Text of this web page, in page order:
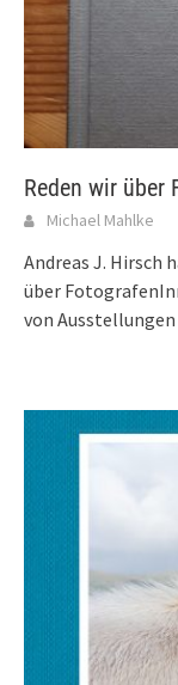
Reden wir über
Michael Mahlke
Andreas J. Hirsch
über
von